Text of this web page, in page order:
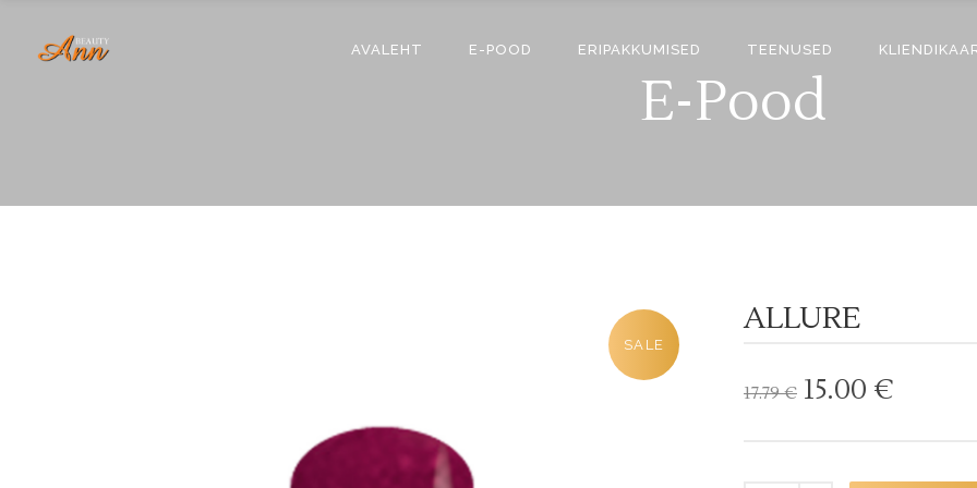
AVALEHT E-POOD ERIPAKKUMISED TEENUSED
E-Pood
SALE
ALLURE
17.79€ Algne
15.00 €